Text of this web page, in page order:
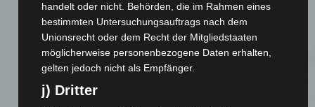
Anstalt (SABA) wurde anlässlich eines
Betriebssportfestes im Juni 1960 eine
Frauenhandball-Mannschaft gegründet.
8. Juli 1961
handelt oder nicht. Behörden, die im Rahmen eines
bestimmten Untersuchungsauftrags nach dem
Unionsrecht oder dem Recht der Mitgliedstaaten
möglicherweise personenbezogene Daten erhalten,
gelten jedoch nicht als Empfänger.
j) Dritter